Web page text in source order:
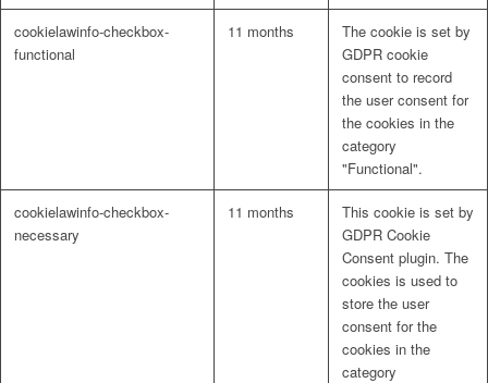
cookielawinfo-checkbox-
functional
11 months
The cookie is set by
GDPR cookie
consent to record
the user consent for
the cookies in the
category
"Functional".
cookielawinfo-checkbox-
necessary
11 months
This cookie is set by
GDPR Cookie
Consent plugin. The
cookies is used to
store the user
consent for the
cookies in the
category